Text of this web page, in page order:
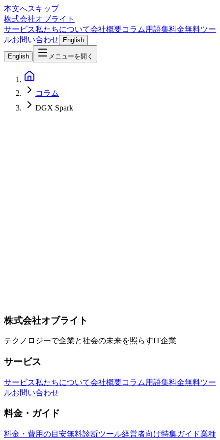
本文へスキップ
株式会社オブライト
サービス私たちについて会社概要コラム 用語集料金無料ツー
ルお問い合わせ English
English メニューを開く
コラム
DGX Spark
NVIDIA
DGX Spark
株式会社オブライト
テクノロジーで企業と社会の未来を照らすIT企業
サービス
サービス私たちについて会社概要コラム 用語集料金無料ツー
ルお問い合わせ
料金・ガイド
料金・費用の目安無料診断ツール経営者向け特集ガイド業種